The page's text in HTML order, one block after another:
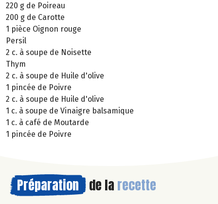
220 g de Poireau
200 g de Carotte
1 pièce Oignon rouge
Persil
2 c. à soupe de Noisette
Thym
2 c. à soupe de Huile d'olive
1 pincée de Poivre
2 c. à soupe de Huile d'olive
1 c. à soupe de Vinaigre balsamique
1 c. à café de Moutarde
1 pincée de Poivre
Préparation de la recette